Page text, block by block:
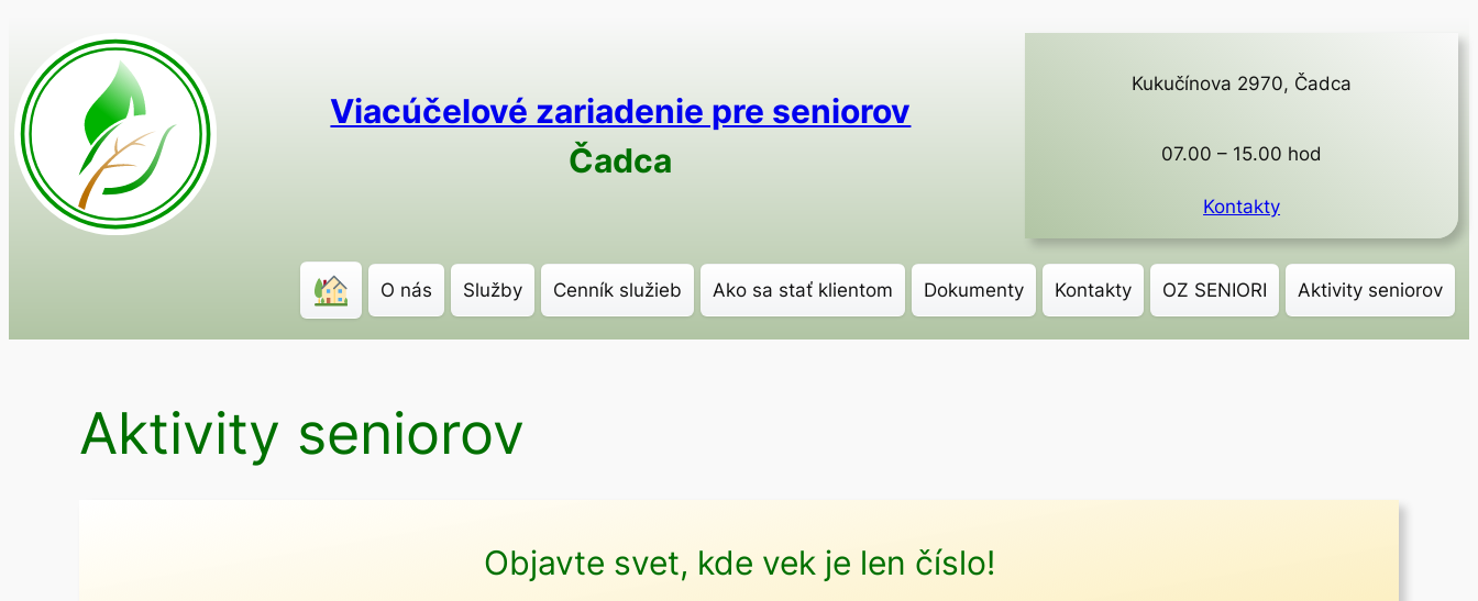
obsah
Viacúčelové zariadenie pre seniorov
Čadca
Kukučínova 2970, Čadca
07.00 – 15.00 hod
Kontakty
O nás Služby Cenník služieb Ako sa stať klientom Dokumenty Kontakty OZ SENIORI Aktivity seniorov
Aktivity seniorov
Objavte svet, kde vek je len číslo!